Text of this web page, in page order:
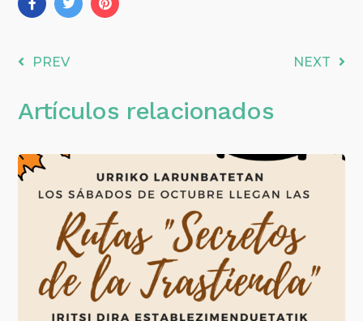
PREV NEXT
Artículos relacionados